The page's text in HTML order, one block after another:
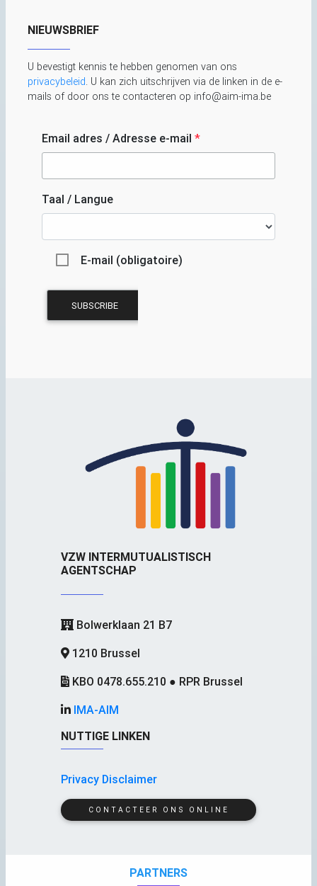
NIEUWSBRIEF
U bevestigt kennis te hebben genomen van ons
privacybeleid. U kan zich uitschrijven via de linken in de e-
mails of door ons te contacteren op info@aim-ima.be
Email adres / Adresse e-mail *
Taal / Langue
E-mail (obligatoire)
VZW INTERMUTUALISTISCH
AGENTSCHAP
Bolwerklaan 21 B7
1210 Brussel
KBO 0478.655.210 ● RPR Brussel
IMA-AIM
NUTTIGE LINKEN
Privacy Disclaimer
CONTACTEER ONS ONLINE
PARTNERS